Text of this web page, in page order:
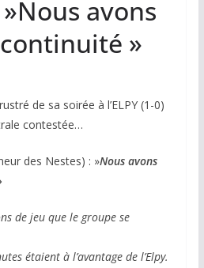
»Nous avons
»
de sa soirée à l’ELPY (1-0)
contestée…
des Nestes) : »Nous avons
de jeu que le groupe se
étaient à l’avantage de l’Elpy.